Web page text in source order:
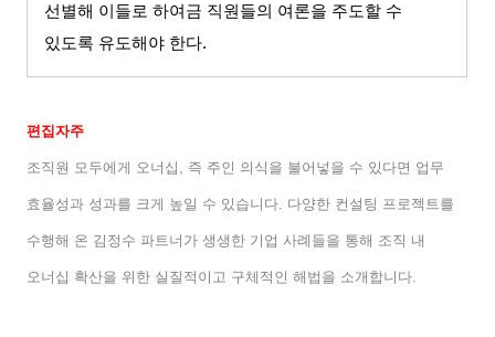
선별해 이들로 하여금 직원들의 여론을 주도할 수
있도록 유도해야 한다.
편집자주
조직원 모두에게 오너십 즉 주인 의식을 불어넣을 수 있다면 업무
효율성과 성과를 크게 높일 수 있습니다 다양한 컨설팅 프로젝트를
수행해 온 김정수 파트너가 생생한 기업 사례들을 통해 조직 내
오너십 확산을 위한 실질적이고 구체적인 해법을 소개합니다